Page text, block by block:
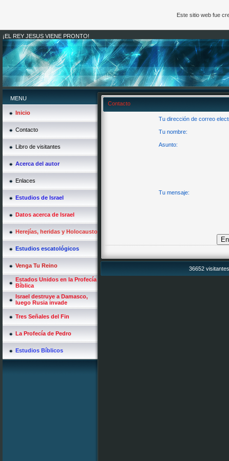
¡EL REY JESUS VIENE PRONTO!
MENU
Inicio
Contacto
Libro de visitantes
Acerca del autor
Enlaces
Estudios de Israel
Datos acerca de Israel
Herejías, heridas y Holocausto
Estudios escatológicos
Venga Tu Reino
Estados Unidos en la Profecía
Bíblica
Israel destruye a Damasco,
luego Rusia invade
Tres Señales del Fin
La Profecía de Pedro
Estudios Bíblicos
Contacto
Tu dirección de correo
Tu nombre:
Asunto:
Tu mensaje:
36652
Este sitio web fue